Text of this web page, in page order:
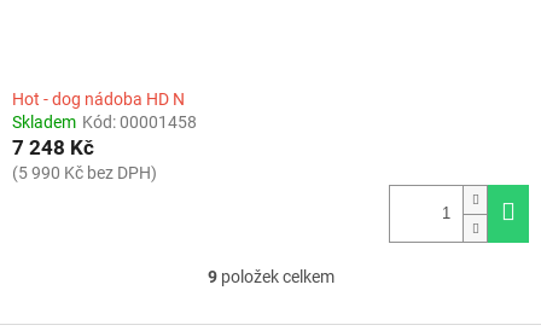
Hot - dog nádoba HD N
Skladem Kód:00001458
7 248 Kč
(5 990 Kč bez DPH)
O
9položek celkem